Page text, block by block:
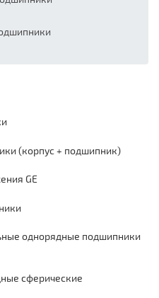
(корпус + подшипник)
GE
однорядные подшипники
сферические